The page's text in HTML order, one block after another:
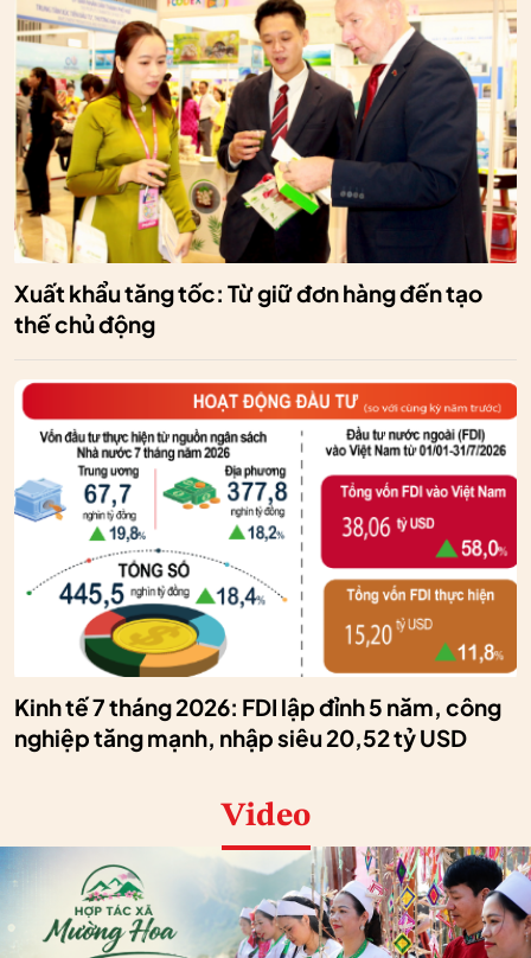
Xuất khẩu tăng tốc: Từ giữ đơn hàng đến tạo
thế chủ động
Kinh tế 7 tháng 2026: FDI lập đỉnh 5 năm, công
nghiệp tăng mạnh, nhập siêu 20,52 tỷ USD
Video